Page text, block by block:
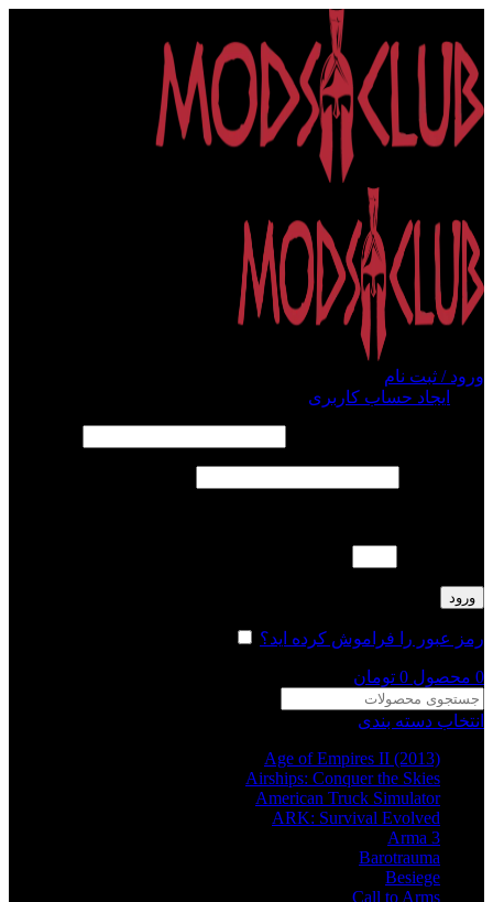
ورود / ثبت نام
ایجاد حساب کاربری
ورود
رمز عبور را فراموش کرده اید؟
0 محصول 0 تومان
انتخاب دسته بندی
Age of Empires II (2013)
Airships: Conquer the Skies
American Truck Simulator
ARK: Survival Evolved
Arma 3
Barotrauma
Besiege
Call to Arms